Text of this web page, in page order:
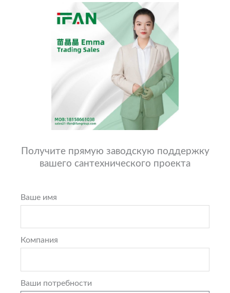
Получите прямую заводскую поддержку
вашего сантехнического проекта
Ваше имя
Компания
Ваши потребности